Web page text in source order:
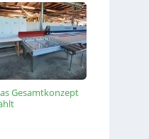
Gesamtkonzept